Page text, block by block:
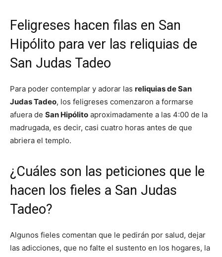
Feligreses hacen filas en San
Hipólito para ver las reliquias de
San Judas Tadeo
Para poder contemplar y adorar las reliquias de San
Judas Tadeo, los feligreses comenzaron a formarse
afuera de San Hipólito aproximadamente a las 4:00 de la
madrugada, es decir, casi cuatro horas antes de que
abriera el templo.
¿Cuáles son las peticiones que le
hacen los fieles a San Judas
Tadeo?
Algunos fieles comentan que le pedirán por salud, dejar
las adicciones, que no falte el sustento en los hogares, la